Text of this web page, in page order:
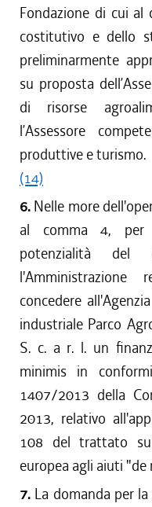
Fondazione di cui
costitutivo e dello
preliminarmente
su proposta
di risorse
l’Assessore
produttive e turismo.
(14)
6. Nelle more
al comma 4, per
potenzialità del
concedere
industriale Parco
S. c. a r. l. un
minimis in
1407/2013 della
2013, relativo
108 del trattato
europea agli aiuti "de
7. La domanda per